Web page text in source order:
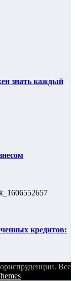
знать каждый
кредитов:
Все